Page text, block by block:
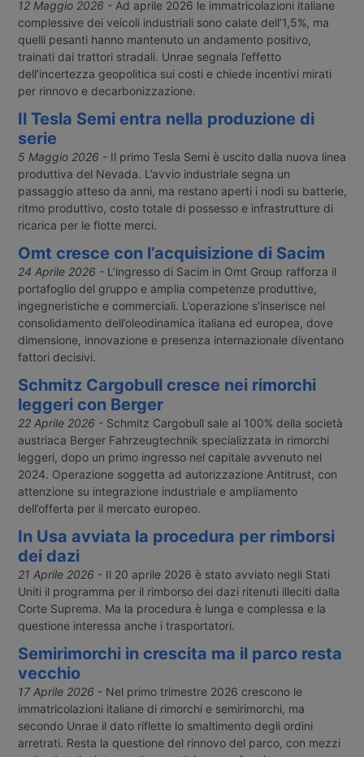
12 Maggio 2026 - Ad aprile 2026 le immatricolazioni italiane
complessive dei veicoli industriali sono calate dell’1,5%, ma
quelli pesanti hanno mantenuto un andamento positivo,
trainati dai trattori stradali. Unrae segnala l’effetto
dell’incertezza geopolitica sui costi e chiede incentivi mirati
per rinnovo e decarbonizzazione.
Il Tesla Semi entra nella produzione di
serie
5 Maggio 2026 - Il primo Tesla Semi è uscito dalla nuova linea
produttiva del Nevada. L’avvio industriale segna un
passaggio atteso da anni, ma restano aperti i nodi su batterie,
ritmo produttivo, costo totale di possesso e infrastrutture di
ricarica per le flotte merci.
Omt cresce con l’acquisizione di Sacim
24 Aprile 2026 - L’ingresso di Sacim in Omt Group rafforza il
portafoglio del gruppo e amplia competenze produttive,
ingegneristiche e commerciali. L’operazione s’inserisce nel
consolidamento dell’oleodinamica italiana ed europea, dove
dimensione, innovazione e presenza internazionale diventano
fattori decisivi.
Schmitz Cargobull cresce nei rimorchi
leggeri con Berger
22 Aprile 2026 - Schmitz Cargobull sale al 100% della società
austriaca Berger Fahrzeugtechnik specializzata in rimorchi
leggeri, dopo un primo ingresso nel capitale avvenuto nel
2024. Operazione soggetta ad autorizzazione Antitrust, con
attenzione su integrazione industriale e ampliamento
dell’offerta per il mercato europeo.
In Usa avviata la procedura per rimborsi
dei dazi
21 Aprile 2026 - Il 20 aprile 2026 è stato avviato negli Stati
Uniti il programma per il rimborso dei dazi ritenuti illeciti dalla
Corte Suprema. Ma la procedura è lunga e complessa e la
questione interessa anche i trasportatori.
Semirimorchi in crescita ma il parco resta
vecchio
17 Aprile 2026 - Nel primo trimestre 2026 crescono le
immatricolazioni italiane di rimorchi e semirimorchi, ma
secondo Unrae il dato riflette lo smaltimento degli ordini
arretrati. Resta la questione del rinnovo del parco, con mezzi